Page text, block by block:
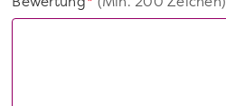
*
Bewertung(Min. 200 Zeichen)